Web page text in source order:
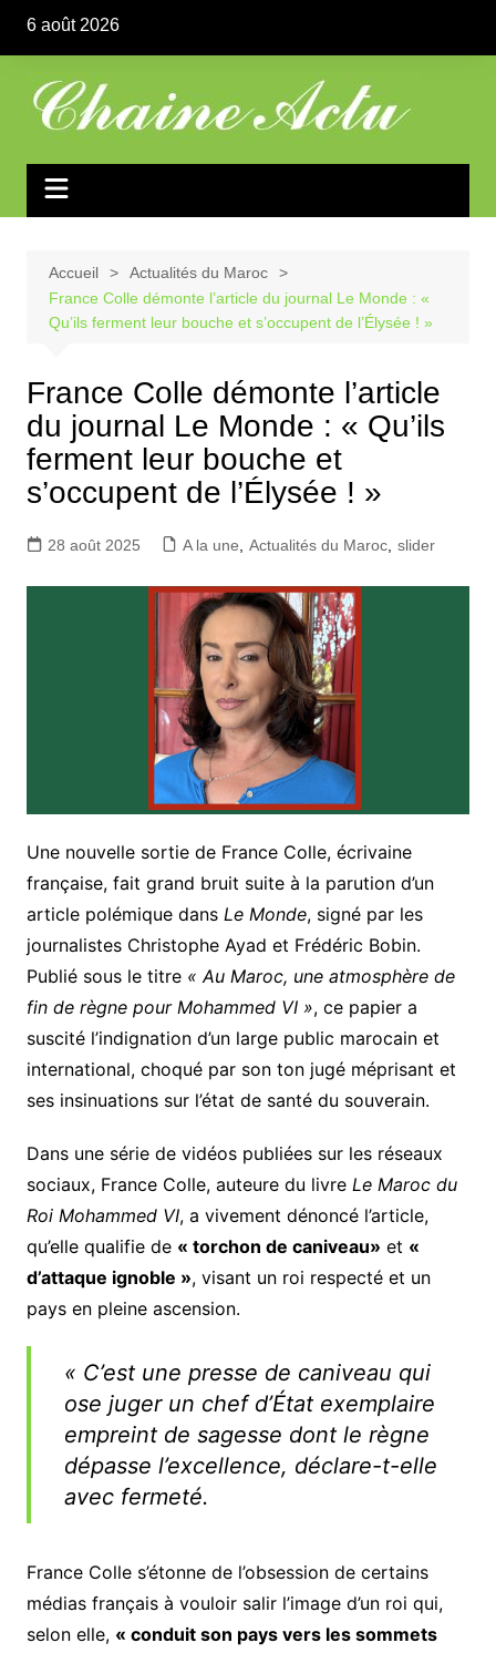
contenu
6 août 2026
Accueil
Actualités du Maroc
France Colle démonte l’article du journal Le Monde : «
Qu’ils ferment leur bouche et s’occupent de l’Élysée ! »
France Colle démonte l’article
du journal Le Monde : « Qu’ils
ferment leur bouche et
s’occupent de l’Élysée ! »
28 août 2025 A la une Actualités du Maroc, slider
Une nouvelle sortie de France Colle, écrivaine
française, fait grand bruit suite à la parution d’un
article polémique dans Le Monde, signé par les
journalistes Christophe Ayad et Frédéric Bobin.
Publié sous le titre « Au Maroc, une atmosphère de
fin de règne pour Mohammed VI », ce papier a
suscité l’indignation d’un large public marocain et
international, choqué par son ton jugé méprisant et
ses insinuations sur l’état de santé du souverain.
Dans une série de vidéos publiées sur les réseaux
sociaux, France Colle, auteure du livre Le Maroc du
Roi Mohammed VI, a vivement dénoncé l’article,
qu’elle qualifie de « torchon de caniveau» et «
d’attaque ignoble », visant un roi respecté et un
pays en pleine ascension.
« C’est une presse de caniveau qui
ose juger un chef d’État exemplaire
empreint de sagesse dont le règne
dépasse l’excellence, déclare-t-elle
avec fermeté.
France Colle s’étonne de l’obsession de certains
médias français à vouloir salir l’image d’un roi qui,
selon elle, « conduit son pays vers les sommets